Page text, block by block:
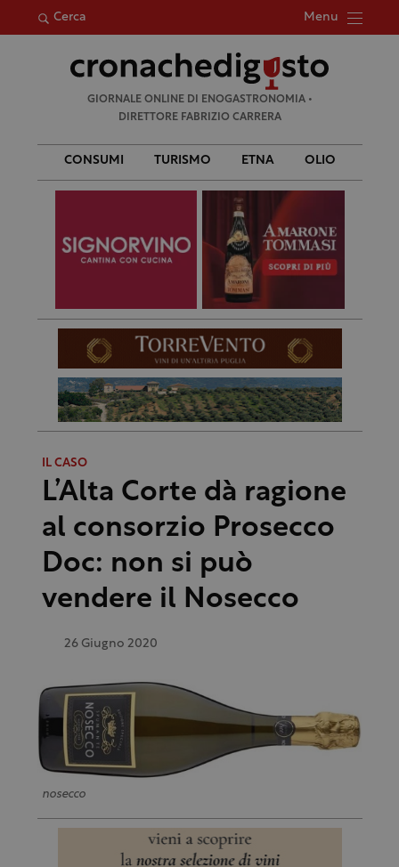
Cerca Menu
per:
GIORNALE ONLINE DI ENOGASTRONOMIA •
DIRETTORE FABRIZIO CARRERA
CONSUMI TURISMO ETNA OLIO
IL CASO
L’Alta Corte dà ragione
al consorzio Prosecco
Doc: non si può
vendere il Nosecco
26 Giugno 2020
nosecco